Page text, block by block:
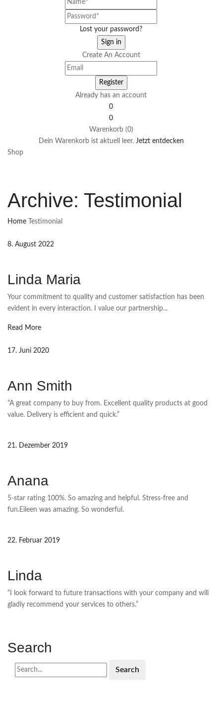
Lost your password?
Create An Account
Already has an account
0
0
Warenkorb (0)
Dein Warenkorb ist aktuell leer. Jetzt entdecken
Shop
Archive: Testimonial
Home Testimonial
8. August 2022
Linda Maria
Your commitment to quality and customer satisfaction has been
evident in every interaction. I value our partnership...
Read More
17. Juni 2020
Ann Smith
“A great company to buy from. Excellent quality products at good
value. Delivery is efficient and quick.”
21. Dezember 2019
Anana
5-star rating 100%. So amazing and helpful. Stress-free and
fun.Eileen was amazing. So wonderful.
22. Februar 2019
Linda
“I look forward to future transactions with your company and will
gladly recommend your services to others.”
Search
Search